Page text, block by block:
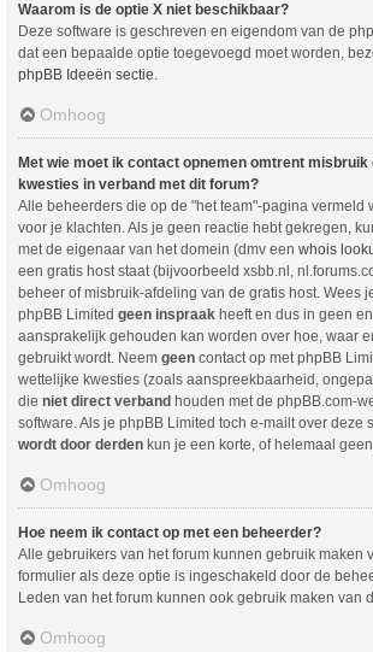
Waarom is de optie X niet beschikbaar?
Deze software is geschreven en eigendom van de
dat een bepaalde optie toegevoegd moet worden,
phpBB Ideeën sectie.
Omhoog
Met wie moet ik contact opnemen omtrent misbruik
kwesties in verband met dit forum?
Alle beheerders die op de "het team"-pagina vermeld
voor je klachten. Als je geen reactie hebt gekregen,
met de eigenaar van het domein (dmv een whois
een gratis host staat (bijvoorbeeld xsbb.nl,
beheer of misbruik-afdeling van de gratis host. Wees
phpBB Limited geen inspraak heeft en dus in geen
aansprakelijk gehouden kan worden over hoe, waar
gebruikt wordt. Neem geen contact op met phpBB
wettelijke kwesties (zoals aanspreekbaarheid,
die niet direct verband houden met de phpBB.com-
software. Als je phpBB Limited toch e-mailt over deze
wordt door derden kun je een korte, of helemaal
Omhoog
Hoe neem ik contact op met een beheerder?
Alle gebruikers van het forum kunnen gebruik maken
formulier als deze optie is ingeschakeld door de
Leden van het forum kunnen ook gebruik maken van
Omhoog